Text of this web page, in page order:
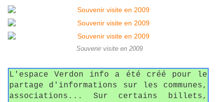
Souvenir visite en 2009
L'espace Verdon info a été créé pour le
partage d'informations sur les communes,
associations... Sur certains billets,